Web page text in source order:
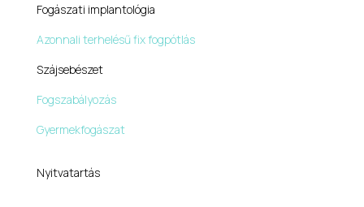
Fogászati implantológia
Azonnali terhelésű fix fogpótlás
Szájsebészet
Fogszabályozás
Gyermekfogászat
Nyitvatartás